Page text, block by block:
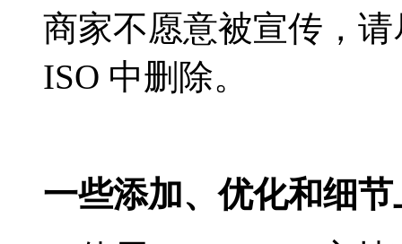
商家不愿意被宣传，
ISO 中删除。
一些添加、优化和细